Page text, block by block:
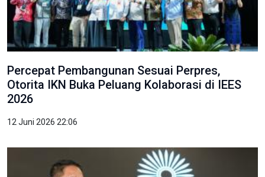
Percepat Pembangunan Sesuai Perpres,
Otorita IKN Buka Peluang Kolaborasi di IEES
2026
12 Juni 2026 22:06